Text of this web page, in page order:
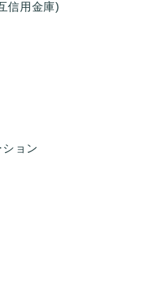
信用金庫)
ョン